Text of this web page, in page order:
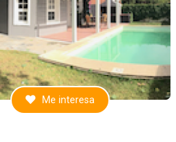
Me interesa